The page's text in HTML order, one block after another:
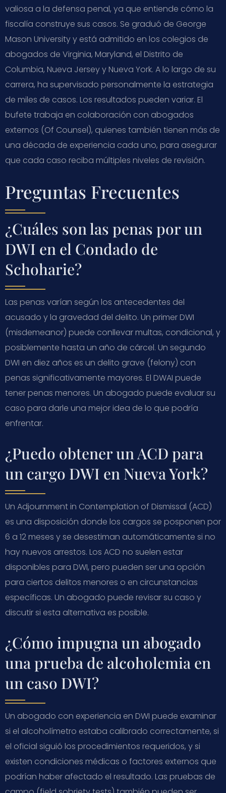
valiosa a la defensa penal, ya que entiende cómo la
fiscalía construye sus casos. Se graduó de George
Mason University y está admitido en los colegios de
abogados de Virginia, Maryland, el Distrito de
Columbia, Nueva Jersey y Nueva York. A lo largo de su
carrera, ha supervisado personalmente la estrategia
de miles de casos. Los resultados pueden variar. El
bufete trabaja en colaboración con abogados
externos (Of Counsel), quienes también tienen más de
una década de experiencia cada uno, para asegurar
que cada caso reciba múltiples niveles de revisión.
Preguntas Frecuentes
¿Cuáles son las penas por un
DWI en el Condado de
Schoharie?
Las penas varían según los antecedentes del
acusado y la gravedad del delito. Un primer DWI
(misdemeanor) puede conllevar multas, condicional, y
posiblemente hasta un año de cárcel. Un segundo
DWI en diez años es un delito grave (felony) con
penas significativamente mayores. El DWAI puede
tener penas menores. Un abogado puede evaluar su
caso para darle una mejor idea de lo que podría
enfrentar.
¿Puedo obtener un ACD para
un cargo DWI en Nueva York?
Un Adjournment in Contemplation of Dismissal (ACD)
es una disposición donde los cargos se posponen por
6 a 12 meses y se desestiman automáticamente si no
hay nuevos arrestos. Los ACD no suelen estar
disponibles para DWI, pero pueden ser una opción
para ciertos delitos menores o en circunstancias
específicas. Un abogado puede revisar su caso y
discutir si esta alternativa es posible.
¿Cómo impugna un abogado
una prueba de alcoholemia en
un caso DWI?
Un abogado con experiencia en DWI puede examinar
si el alcoholímetro estaba calibrado correctamente, si
el oficial siguió los procedimientos requeridos, y si
existen condiciones médicas o factores externos que
podrían haber afectado el resultado. Las pruebas de